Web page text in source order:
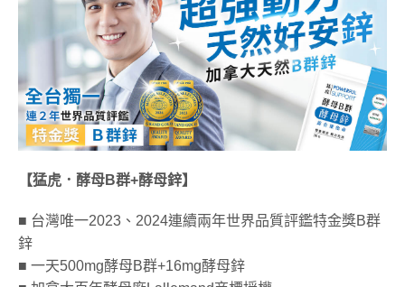
【猛虎．酵母B群+酵母鋅】
■ 台灣唯一2023、2024連續兩年世界品質評鑑特金獎B群
鋅
■ 一天500mg酵母B群+16mg酵母鋅